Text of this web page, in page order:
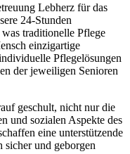
Lebherz für das
24-Stunden
traditionelle Pflege
einzigartige
Pflegelösungen
der jeweiligen Senioren
geschult, nicht nur die
und sozialen Aspekte des
eine unterstützende
und geborgen